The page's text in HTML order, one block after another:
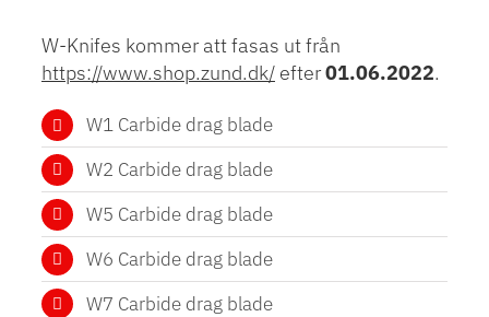
W-Knifes kommer att fasas ut från
https://www.shop.zund.dk/efter01.06.2022.
W1 Carbide drag blade
W2 Carbide drag blade
W5 Carbide drag blade
W6 Carbide drag blade
W7 Carbide drag blade